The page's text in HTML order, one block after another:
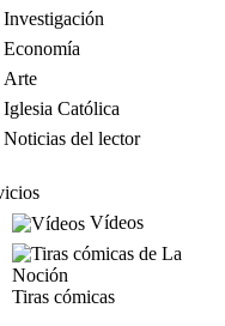
Investigación
Economía
Arte
Iglesia Católica
Noticias del lector
Vídeos
Tiras cómicas